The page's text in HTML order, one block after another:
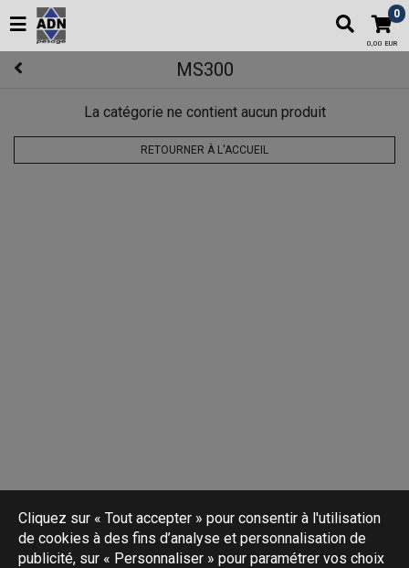
0
0,00 EUR
MS300
La catégorie ne contient aucun produit
RETOURNER À L'ACCUEIL
Cliquez sur « Tout accepter » pour consentir à l'utilisation
de cookies à des fins d’analyse et personnalisation de
publicité, sur « Personnaliser » pour paramétrer vos choix